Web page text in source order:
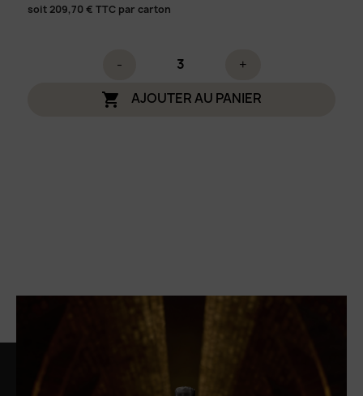
soit 209,70 € TTC par carton
- +
 AJOUTER AU PANIER